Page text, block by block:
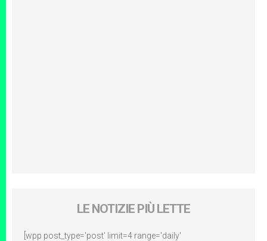
LE NOTIZIE PIÙ LETTE
[wpp post_type='post' limit=4 range='daily'